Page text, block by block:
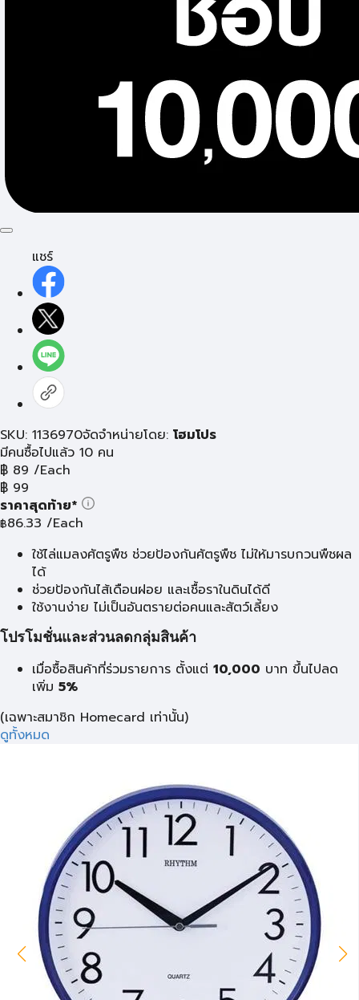
แชร์
SKU: 1136970จัดจำหน่ายโดย: โฮมโปร
มีคนซื้อไปแล้ว 10 คน
฿ 89 /Each
฿ 99
ราคาสุดท้าย*
฿86.33 /Each
ใช้ไล่แมลงศัตรูพืช ช่วยป้องกันศัตรูพืช ไม่ให้มารบกวนพืชผล
ได้
ช่วยป้องกันไส้เดือนฝอย และเชื้อราในดินได้ดี
ใช้งานง่าย ไม่เป็นอันตรายต่อคนและสัตว์เลี้ยง
โปรโมชั่นและส่วนลดกลุ่มสินค้า
เมื่อซื้อสินค้าที่ร่วมรายการ ตั้งแต่ 10,000 บาท ขึ้นไปลด
เพิ่ม 5%
(เฉพาะสมาชิก Homecard เท่านั้น)
ดูทั้งหมด